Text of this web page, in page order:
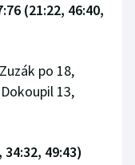
(21:22, 46:40,
po 18,
13,
49:43)